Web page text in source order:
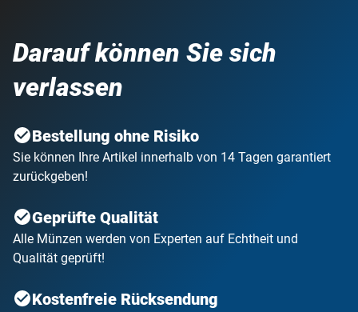
Darauf können Sie sich
verlassen
Bestellung ohne Risiko
Sie können Ihre Artikel innerhalb von 14 Tagen garantiert
zurückgeben!
Geprüfte Qualität
Alle Münzen werden von Experten auf Echtheit und
Qualität geprüft!
Kostenfreie Rücksendung